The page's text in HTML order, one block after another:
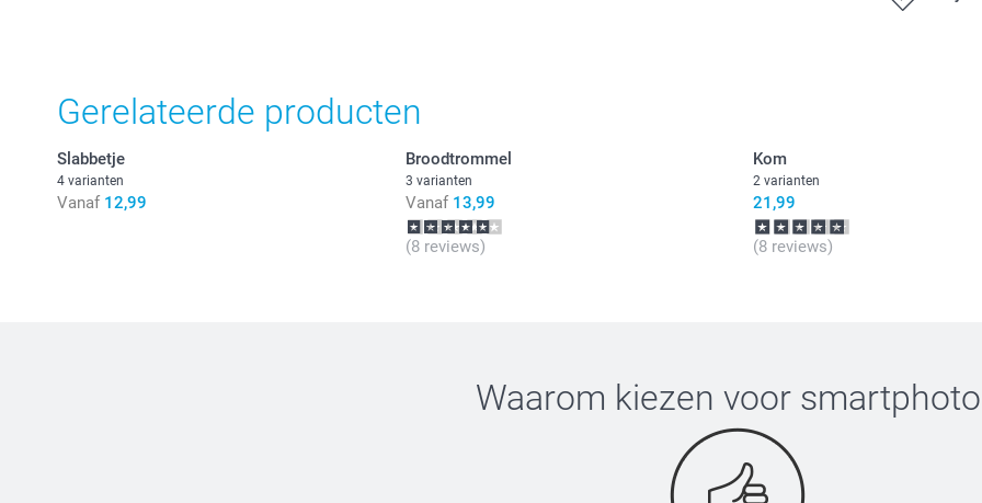
Gerelateerde producten
Slabbetje
4 varianten
Vanaf 12,99
Broodtrommel
3 varianten
Vanaf 13,99
(8 reviews)
Kom
2 varianten
21,99
(8 reviews)
Waarom kiezen voor smartphoto